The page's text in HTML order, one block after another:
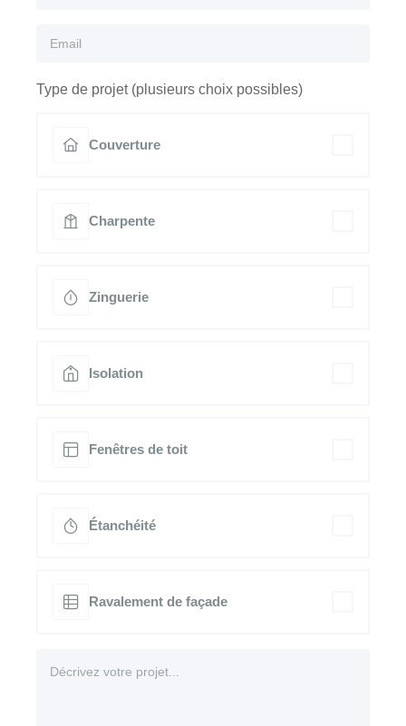
Type de projet (plusieurs choix possibles)
Couverture
Charpente
Zinguerie
Isolation
Fenêtres de toit
Étanchéité
Ravalement de façade